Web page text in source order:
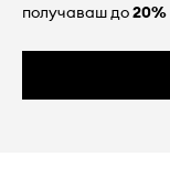
получаваш до20%